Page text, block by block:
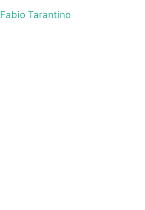
Fabio Tarantino